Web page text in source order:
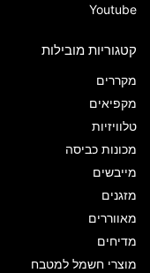
Youtube
קטגוריות מובילות
מקררים
מקפיאים
טלוויזיות
מכונות כביסה
מייבשים
מזגנים
מאווררים
מדיחים
מוצרי חשמל למטבח